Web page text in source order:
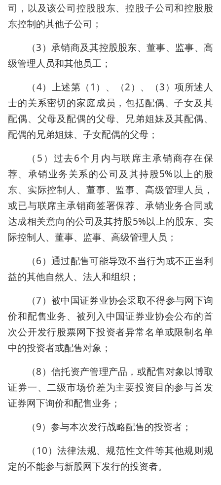
司，以及该公司控股股东、控股子公司和控股股
东控制的其他子公司；
（3）承销商及其控股股东、董事、监事、高
级管理人员和其他员工；
（4）上述第（1）、（2）、（3）项所述人
士的关系密切的家庭成员，包括配偶、子女及其
配偶、父母及配偶的父母、兄弟姐妹及其配偶、
配偶的兄弟姐妹、子女配偶的父母；
（5）过去6个月内与联席主承销商存在保
荐、承销业务关系的公司及其持股5%以上的股
东、实际控制人、董事、监事、高级管理人员，
或已与联席主承销商签署保荐、承销业务合同或
达成相关意向的公司及其持股5%以上的股东、实
际控制人、董事、监事、高级管理人员；
（6）通过配售可能导致不当行为或不正当利
益的其他自然人、法人和组织；
（7）被中国证券业协会采取不得参与网下询
价和配售业务、被列入中国证券业协会公布的首
次公开发行股票网下投资者异常名单或限制名单
中的投资者或配售对象；
（8）信托资产管理产品，或配售对象以博取
证券一、二级市场价差为主要投资目的参与首发
证券网下询价和配售业务；
（9）参与本次发行战略配售的投资者；
（10）法律法规、规范性文件等其他规则规
定的不能参与新股网下发行的投资者。